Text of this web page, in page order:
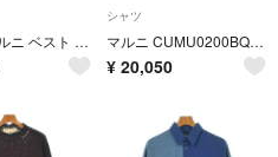
MARNI マルニ ベスト L ピンク 【古着】【中古】【送料無料】
シャツ
マルニ CUMU0200BQ リバーシブル オープンカラー ストライプ半袖シャツ メンズ 46
¥ 20,050